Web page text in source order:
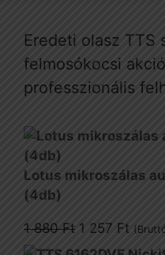
Eredeti olasz TTS
felmosókocsi
professzionális
Lotus mikroszálas
(4db)
1 880Ft Original
price
1 257 Ft
price